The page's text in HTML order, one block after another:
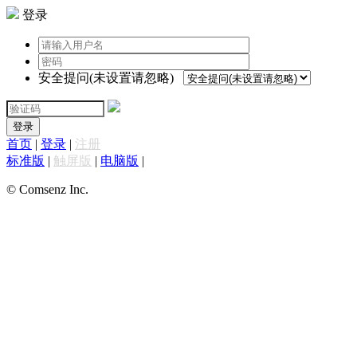
登录
安全提问(未设置请忽略)
登录
首页 | 登录 | 注册
标准版 | 触屏版 | 电脑版 |
© Comsenz Inc.